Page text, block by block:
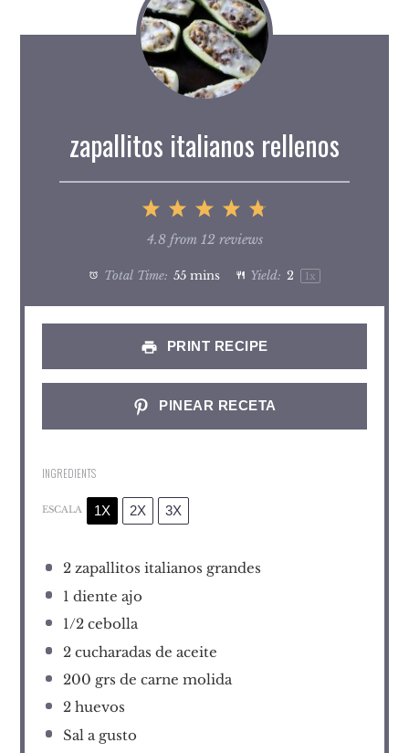
zapallitos italianos rellenos
4
Stars
3
Stars
2
Stars
1
Star
4.8from 12 reviews
Total Time: 55 mins Yield: 2 1 x
PRINT RECIPE
PINEAR RECETA
INGREDIENTS
ESCALA 1X 2X 3X
2zapallitos italianos grandes
1 diente ajo
1/2cebolla
2cucharadas de aceite
200 grs de carne molida
2huevos
Sal a gusto